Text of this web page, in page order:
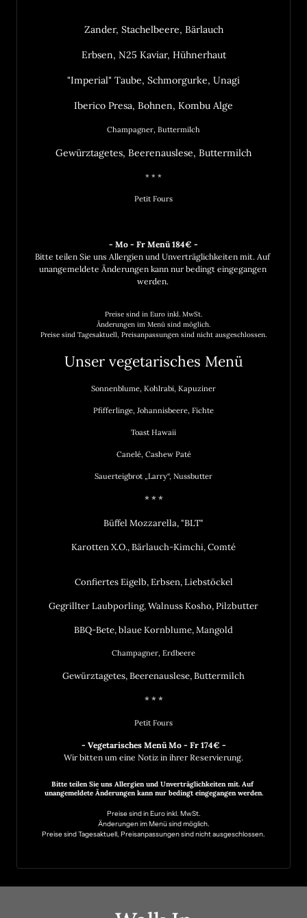
Zander, Stachelbeere, Bärlauch
Erbsen, N25 Kaviar, Hühnerhaut
"Imperial" Taube, Schmorgurke, Unagi
Iberico Presa, Bohnen, Kombu Alge
Champagner, Buttermilch
Gewürztagetes, Beerenauslese, Buttermilch
* * *
Petit Fours
Bitte teilen Sie uns Allergien und Unverträglichkeiten mit. Auf
unangemeldete Änderungen kann nur bedingt eingegangen
werden.
Preise sind in Euro inkl. MwSt.
Änderungen im Menü sind möglich.
Preise sind Tagesaktuell, Preisanpassungen sind nicht ausgeschlossen.
Unser vegetarisches Menü
Sonnenblume, Kohlrabi, Kapuziner
Pfifferlinge, Johannisbeere, Fichte
Toast Hawaii
Canelé, Cashew Paté
Sauerteigbrot „Larry“, Nussbutter
* * *
Büffel Mozzarella, "BLT"
Karotten X.O., Bärlauch-Kimchi, Comté
Confiertes Eigelb, Erbsen, Liebstöckel
Gegrillter Laubporling, Walnuss Kosho, Pilzbutter
BBQ-Bete, blaue Kornblume, Mangold
Champagner, Erdbeere
Gewürztagetes, Beerenauslese, Buttermilch
* * *
Petit Fours
Wir bitten um eine Notiz in ihrer Reservierung.
Bitte teilen Sie uns Allergien und Unverträglichkeiten mit. Auf
unangemeldete Änderungen kann nur bedingt eingegangen werden.
Preise sind in Euro inkl. MwSt.
Änderungen im Menü sind möglich.
Preise sind Tagesaktuell, Preisanpassungen sind nicht ausgeschlossen.